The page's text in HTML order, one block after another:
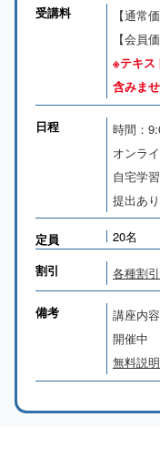
受講料
【通常
【会員
※テキス
含みませ
日程
時間：
オンラ
自宅学
提出あり
定員
20名
割引
各種割
備考
講座内
開催中
無料説